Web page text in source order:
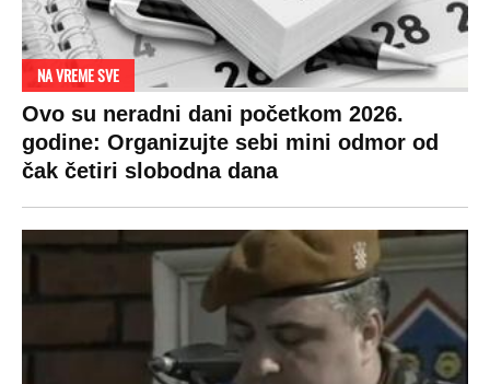
NA VREME SVE
Ovo su neradni dani početkom 2026.
godine: Organizujte sebi mini odmor od
čak četiri slobodna dana